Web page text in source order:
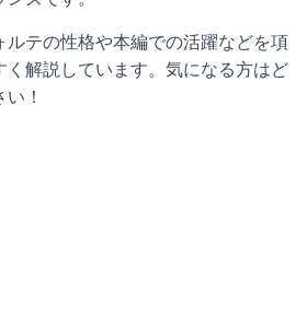
ルテの性格や本編での活躍などを項
く解説しています。気になる方はど
！